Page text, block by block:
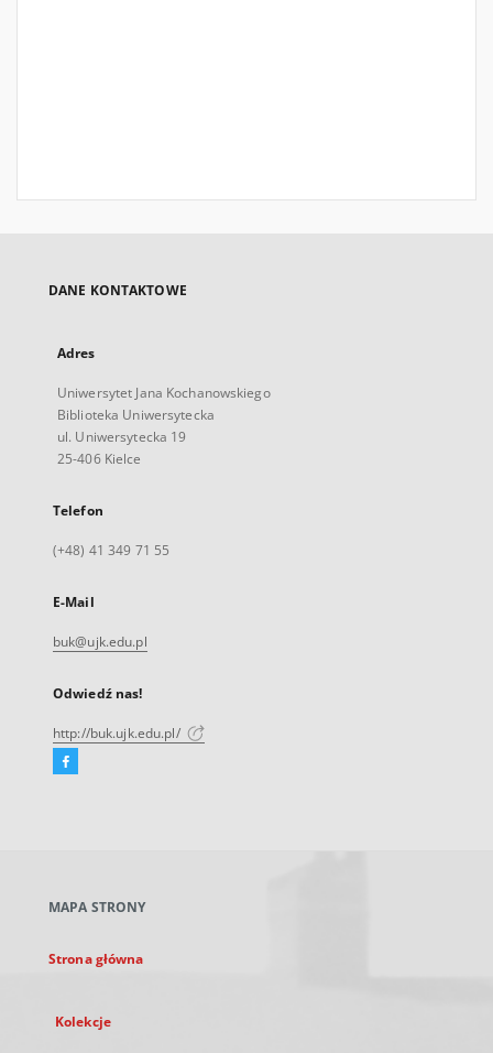
DANE KONTAKTOWE
Adres
Uniwersytet Jana Kochanowskiego
Biblioteka Uniwersytecka
ul. Uniwersytecka 19
25-406 Kielce
Telefon
(+48) 41 349 71 55
E-Mail
buk@ujk.edu.pl
Odwiedź nas!
http://buk.ujk.edu.pl/
Facebook
karcie
MAPA STRONY
Strona główna
Kolekcje